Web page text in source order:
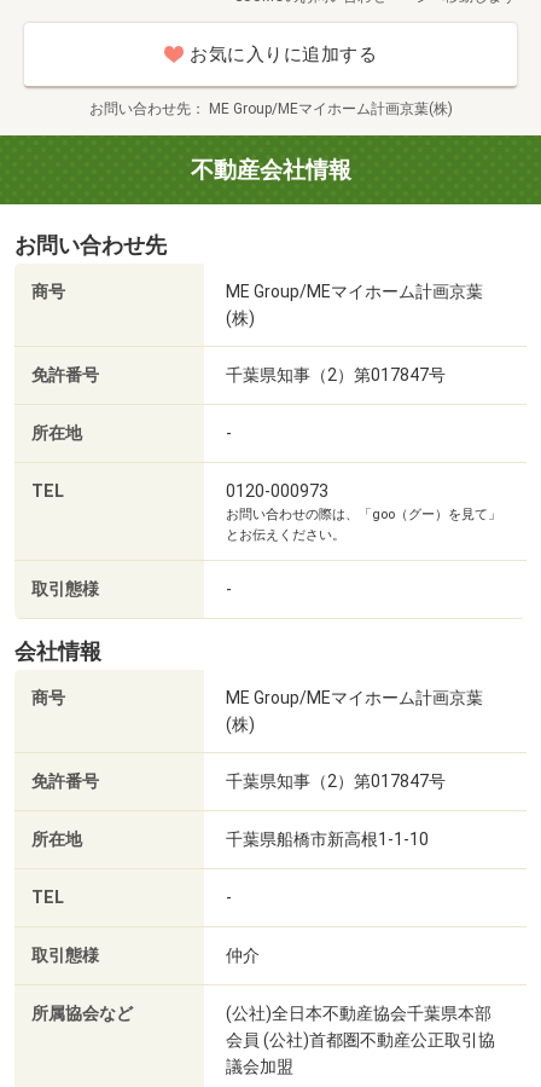
変動金利0.78％～
■無料送迎サービス実施中■
小さいお子様がいる方や、電車の乗り継ぎが大変などの理
は、チャイルドシートもご用意いたしますので、
安心して私たちに運転をお任せください。
■お子様がいるお客様へ■
お子様が退屈しないように大型キッズスペースあり
赤ちゃんがいるご家族も安心なベビーベット、おむつ交換
台には無料おむつや個室の授乳室も完備！
おもちゃ・ＤＶＤ・ヒーローグッズ・ぬりえなどご用意し
てますので安心してご利用下さい♪
■選べるメニュー■
・現地/物件見学(1件１５分～)見学だけでもＯＫ
・資金計画・住宅ローン相談（約３０分～）
・ご希望条件の相談（約３０分～）
～～～オンライン見学も実施中です～～～
テレビ電話でご説明するサービスも実施中
最新の価格変更や写真更新がわかる「お気に入りに追加」
機能が便利です
◇見学予約は青ボタン「電話で問い合わせ」からお気軽に
どうぞ
◇当日・明日以降でネットから見学希望のお客様は、赤ボ
タン「見学予約（無料）」からどうぞ
◇資料請求のお客様はオレンジボタン「資料請求（無
お気に入りに追加する
お問い合わせ先 ME Group/MEマイホーム計画京葉(株)
不動産会社情報
お問い合わせ先
商号
ME Group/MEマイホーム計画京葉
(株)
免許番号 千葉県知事（2）第017847号
所在地 -
TEL 0120-000973
お問い合わせの際は、「goo（グー）を見て」
とお伝えください。
取引態様 -
会社情報
商号
ME Group/MEマイホーム計画京葉
(株)
免許番号 千葉県知事（2）第017847号
所在地 千葉県船橋市新高根1-1-10
TEL -
取引態様 仲介
所属協会など
(公社)全日本不動産協会千葉県本部
会員 (公社)首都圏不動産公正取引協
議会加盟